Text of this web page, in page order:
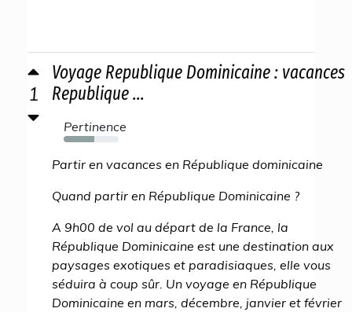
1
Voyage Republique Dominicaine : vacances
Republique ...
Pertinence
55%
Partir en vacances en République dominicaine
Quand partir en République Dominicaine ?
A 9h00 de vol au départ de la France, la
République Dominicaine est une destination aux
paysages exotiques et paradisiaques, elle vous
séduira à coup sûr. Un voyage en République
Dominicaine en mars, décembre, janvier et février